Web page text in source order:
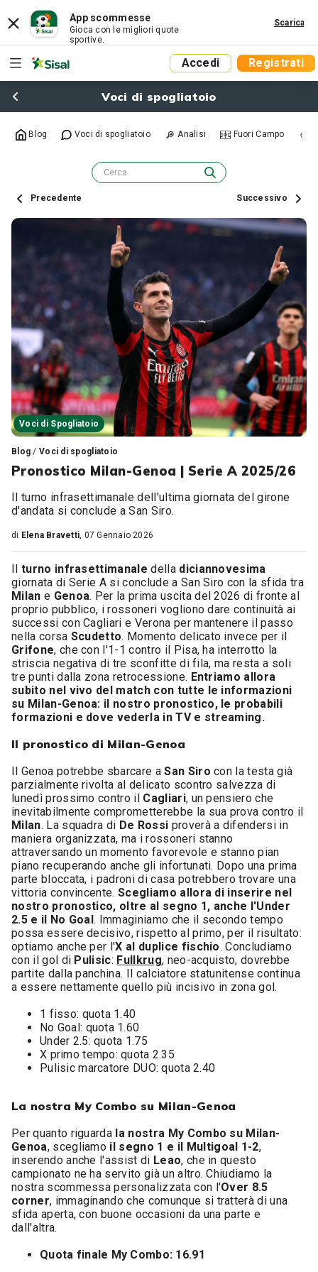
App scommesse
Gioca con le migliori quote
sportive.
Scarica
Accedi Registrati
Voci di spogliatoio
Blog Voci di spogliatoio Analisi Fuori Campo
Precedente Successivo
Voci di Spogliatoio
Blog / Voci di spogliatoio
Pronostico Milan-Genoa | Serie A 2025/26
Il turno infrasettimanale dell'ultima giornata del girone
d'andata si conclude a San Siro.
di Elena Bravetti, 07 Gennaio 2026
Il turno infrasettimanaledella diciannovesima
giornata di Serie A si conclude a San Siro con la sfida tra
Milan e Genoa. Per la prima uscita del 2026 di fronte al
proprio pubblico, i rossoneri vogliono dare continuità ai
successi con Cagliari e Verona per mantenere il passo
nella corsa Scudetto. Momento delicato invece per il
Grifone, che con l'1-1 contro il Pisa, ha interrotto la
striscia negativa di tre sconfitte di fila, ma resta a soli
tre punti dalla zona retrocessione. Entriamo allora
subito nel vivo del match con tutte le informazioni
su Milan-Genoa: il nostro pronostico, le probabili
formazioni e dove vederla in TV e streaming.
Il pronostico di Milan-Genoa
Il Genoa potrebbe sbarcare aSan Siro con la testa già
parzialmente rivolta al delicato scontro salvezza di
lunedì prossimo contro il Cagliari, un pensiero che
inevitabilmente comprometterebbe la sua prova contro il
Milan. La squadra di De Rossi proverà a difendersi in
maniera organizzata, ma i rossoneri stanno
attraversando un momento favorevole e stanno pian
piano recuperando anche gli infortunati. Dopo una prima
parte bloccata, i padroni di casa potrebbero trovare una
vittoria convincente.Scegliamo allora di inserire nel
nostro pronostico, oltre al segno 1, anche l'Under
2.5 e il No Goal. Immaginiamo che il secondo tempo
possa essere decisivo, rispetto al primo, per il risultato:
optiamo anche per l'X al duplice fischio. Concludiamo
con il gol di Pulisic: Fullkrug, neo-acquisto, dovrebbe
partite dalla panchina. Il calciatore statunitense continua
a essere nettamente quello più incisivo in zona gol.
1 fisso: quota 1.40
No Goal: quota 1.60
Under 2.5: quota 1.75
X primo tempo: quota 2.35
Pulisic marcatore DUO: quota 2.40
La nostra My Combo su Milan-Genoa
Per quanto riguarda la nostra My Combo su Milan-
Genoa, scegliamo il segno 1 e il Multigoal 1-2,
inserendo anche l'assist di Leao, che in questo
campionato ne ha servito già un altro. Chiudiamo la
nostra scommessa personalizzata con l'Over 8.5
corner, immaginando che comunque si tratterà di una
sfida aperta, con buone occasioni da una parte e
dall'altra.
Quota finale My Combo: 16.91